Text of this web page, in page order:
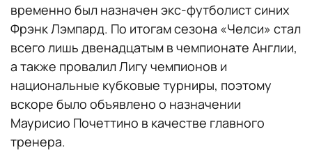
временно был назначен экс-футболист синих
Фрэнк Лэмпард. По итогам сезона «Челси» стал
всего лишь двенадцатым в чемпионате Англии,
а также провалил Лигу чемпионов и
национальные кубковые турниры, поэтому
вскоре было объявлено о назначении
Маурисио Почеттино в качестве главного
тренера.